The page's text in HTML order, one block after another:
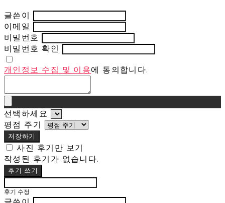
글쓴이
이메일
비밀번호
비밀번호 확인
개인정보 수집 및 이용에 동의합니다.
선택하세요
평점 주기
저장하기
사진 후기만 보기
작성된 후기가 없습니다.
후기 쓰기
후기 수정